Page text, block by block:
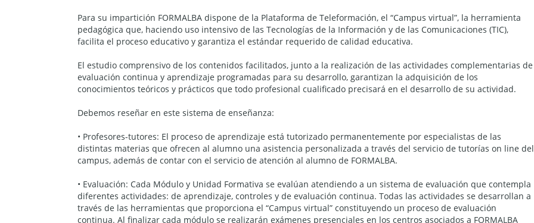
Para su impartición FORMALBA dispone de la Plataforma de Teleformación, el “Campus virtual”, la herramienta
pedagógica que, haciendo uso intensivo de las Tecnologías de la Información y de las Comunicaciones (TIC),
facilita el proceso educativo y garantiza el estándar requerido de calidad educativa.
El estudio comprensivo de los contenidos facilitados, junto a la realización de las actividades complementarias de
evaluación continua y aprendizaje programadas para su desarrollo, garantizan la adquisición de los
conocimientos teóricos y prácticos que todo profesional cualificado precisará en el desarrollo de su actividad.
Debemos reseñar en este sistema de enseñanza:
• Profesores-tutores: El proceso de aprendizaje está tutorizado permanentemente por especialistas de las
distintas materias que ofrecen al alumno una asistencia personalizada a través del servicio de tutorías on line del
campus, además de contar con el servicio de atención al alumno de FORMALBA.
• Evaluación: Cada Módulo y Unidad Formativa se evalúan atendiendo a un sistema de evaluación que contempla
diferentes actividades: de aprendizaje, controles y de evaluación continua. Todas las actividades se desarrollan a
través de las herramientas que proporciona el “Campus virtual” constituyendo un proceso de evaluación
continua. Al finalizar cada módulo se realizarán exámenes presenciales en los centros asociados a FORMALBA